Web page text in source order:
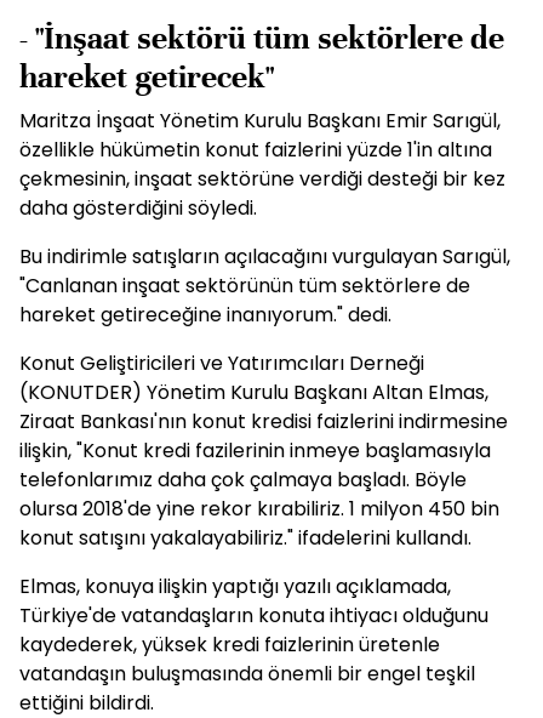
- "İnşaat sektörü tüm sektörlere de
hareket getirecek"
Maritza İnşaat Yönetim Kurulu Başkanı Emir Sarıgül,
özellikle hükümetin konut faizlerini yüzde 1'in altına
çekmesinin, inşaat sektörüne verdiği desteği bir kez
daha gösterdiğini söyledi.
Bu indirimle satışların açılacağını vurgulayan Sarıgül,
"Canlanan inşaat sektörünün tüm sektörlere de
hareket getireceğine inanıyorum." dedi.
Konut Geliştiricileri ve Yatırımcıları Derneği
(KONUTDER) Yönetim Kurulu Başkanı Altan Elmas,
Ziraat Bankası'nın konut kredisi faizlerini indirmesine
ilişkin, "Konut kredi fazilerinin inmeye başlamasıyla
telefonlarımız daha çok çalmaya başladı. Böyle
olursa 2018'de yine rekor kırabiliriz. 1 milyon 450 bin
konut satışını yakalayabiliriz." ifadelerini kullandı.
Elmas, konuya ilişkin yaptığı yazılı açıklamada,
Türkiye'de vatandaşların konuta ihtiyacı olduğunu
kaydederek, yüksek kredi faizlerinin üretenle
vatandaşın buluşmasında önemli bir engel teşkil
ettiğini bildirdi.